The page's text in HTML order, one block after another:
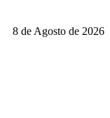
8 de Agosto de 2026